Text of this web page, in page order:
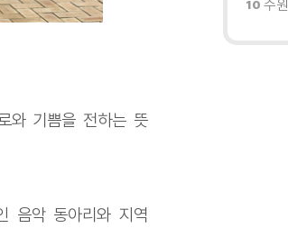
와 기쁨을 전하는 뜻
음악 동아리와 지역